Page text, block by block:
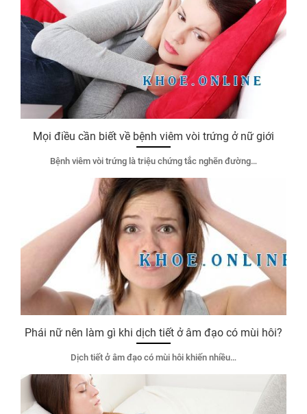
Mọi điều cần biết về bệnh viêm vòi trứng ở nữ giới
Bệnh viêm vòi trứng là triệu chứng tắc nghẽn đường…
Phái nữ nên làm gì khi dịch tiết ở âm đạo có mùi hôi?
Dịch tiết ở âm đạo có mùi hôi khiến nhiều…